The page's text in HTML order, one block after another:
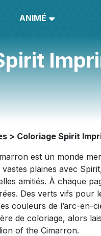
ANIMÉ
> Coloriage Spirit
est un monde
plaines avec
amitiés. À chaque
Des verts vifs
couleurs de l’arc-en-
de coloriage, alors
of the Cimarron.